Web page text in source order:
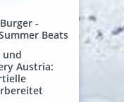
-
Beats
und
Austria: